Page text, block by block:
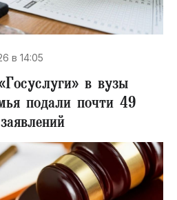
в 14:05
в вузы
подали почти 49